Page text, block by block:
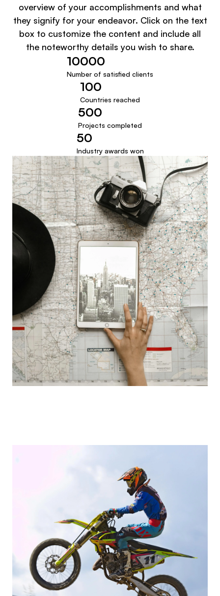
overview of your accomplishments and what
they signify for your endeavor. Click on the text
box to customize the content and include all
the noteworthy details you wish to share.
Number of satisfied clients
10000
Countries reached
100
Projects completed
500
Industry awards won
50